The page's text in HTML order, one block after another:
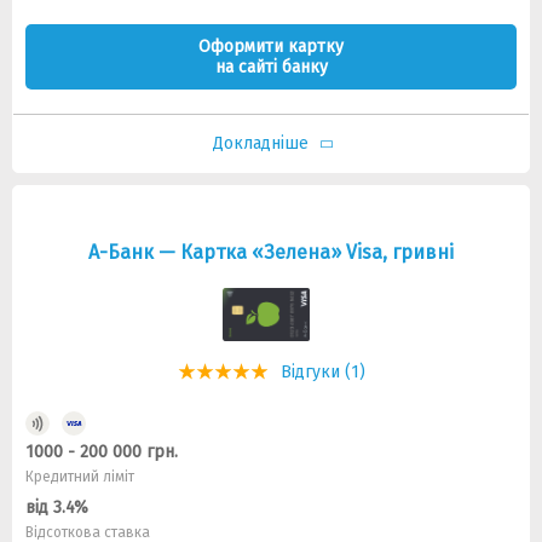
Оформити картку
на сайті банку
Докладніше
А-Банк — Картка «Зелена» Visa, гривні
Відгуки (1)
1000 - 200 000 грн.
Кредитний ліміт
від 3.4%
Відсоткова ставка